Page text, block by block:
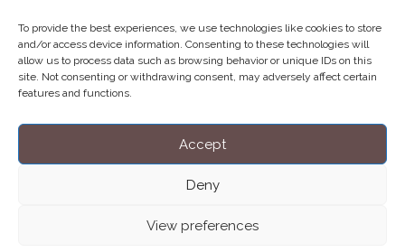
To provide the best experiences, we use technologies like cookies to store
and/or access device information. Consenting to these technologies will
allow us to process data such as browsing behavior or unique IDs on this
site. Not consenting or withdrawing consent, may adversely affect certain
features and functions.
Accept
Deny
View preferences